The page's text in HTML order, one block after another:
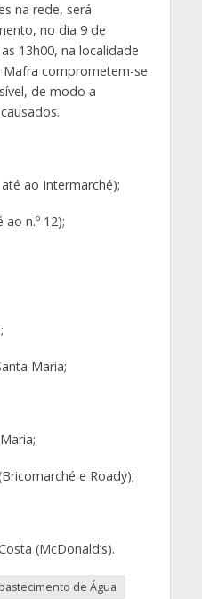
na rede, será
no dia 9 de
13h00, na localidade
Mafra comprometem-se
de modo a
ao Intermarché);
n.º 12);
Maria;
e Roady);
(McDonald’s).
de Água